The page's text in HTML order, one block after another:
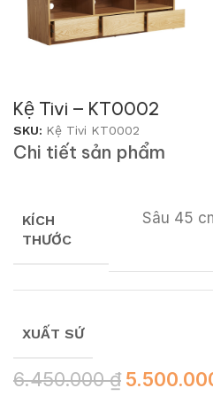
Kệ Tivi – KT0002
SKU: Kệ Tivi KT0002
Chi tiết sản phẩm
KÍCH
THƯỚC
Sâu 45
XUẤT SỨ
6.450.000₫